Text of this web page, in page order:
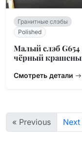
Гранитные слэбы
Polished
Малый слэб G654
чёрный
Смотреть детали
« Previous Next